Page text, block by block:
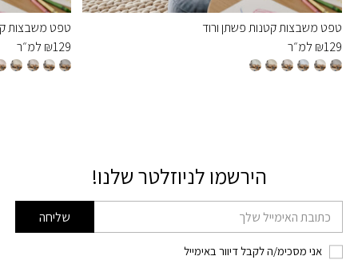
טפט משבצות קטנות פשתן ורוד
₪129 למ״ר
טפט משבצות
₪129 למ״ר
הירשמו לניוזלטר שלנו!
דוא׳׳ל שליחה
אני מסכימ/ה לקבל דיוור באימייל